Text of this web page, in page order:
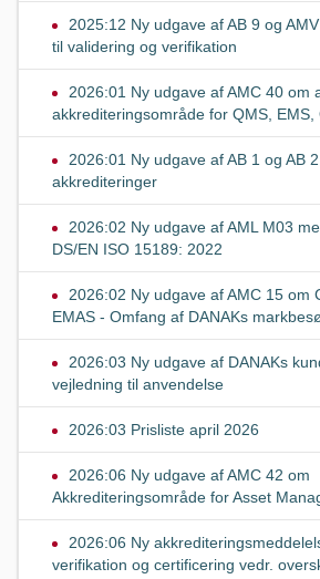
2025:12 Ny udgave af AB 9 og
til validering og verifikation
2026:01 Ny udgave af AMC 40 om
akkrediteringsområde for QMS, EMS,
2026:01 Ny udgave af AB 1 og AB
akkrediteringer
2026:02 Ny udgave af AML M03
DS/EN ISO 15189: 2022
2026:02 Ny udgave af AMC 15 om
EMAS - Omfang af DANAKs
2026:03 Ny udgave af DANAKs
vejledning til anvendelse
2026:03 Prisliste april 2026
2026:06 Ny udgave af AMC 42 om
Akkrediteringsområde for Asset
2026:06 Ny
verifikation og certificering vedr.